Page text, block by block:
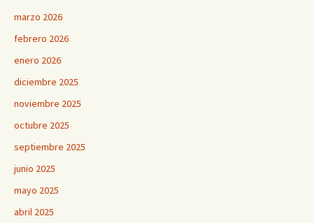
marzo 2026
febrero 2026
enero 2026
diciembre 2025
noviembre 2025
octubre 2025
septiembre 2025
junio 2025
mayo 2025
abril 2025